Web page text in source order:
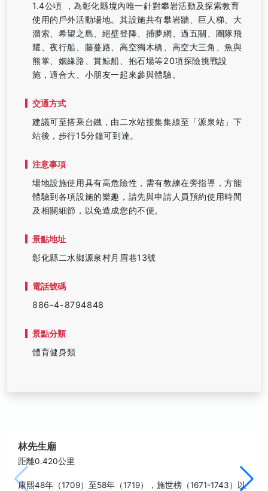
1.4公頃 ，為彰化縣境內唯一針對攀岩活動及探索教育
使用的戶外活動場地。其設施共有攀岩牆、巨人梯、大
溜索、希望之島、絕壁登降、捕夢網、過五關、團隊飛
耀、夜行船、藤蔓路、高空獨木橋、高空大三角、魚與
熊掌、姻緣路、賞鯨船、抱石場等20項探險挑戰設
施，適合大、小朋友一起來參與體驗。
交通方式
建議可至搭乘台鐵，由二水站接集集線至「源泉站」下
站後，步行15分鐘可到達。
注意事項
場地設施使用具有高危險性，需有教練在旁指導，方能
體驗到各項設施的樂趣，請先與申請人員預約使用時間
及相關細節，以免造成您的不便。
景點地址
彰化縣二水鄉源泉村月眉巷13號
電話號碼
886-4-8794848
景點分類
體育健身類
林先生廟
距離0.420公里
康熙48年（1709）至58年（1719），施世榜（1671-1743）以